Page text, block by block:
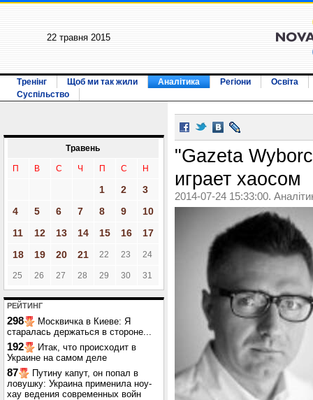
22 травня 2015
Тренінг Щоб ми так жили Аналітика Регіони
Освіта
Суспільство
Травень
П В С Ч П С Н
1 2
3
4
5 6 7 8 9
10
11
12 13 14 15 16
17
18
19 20 21 22 23 24
25 26 27 28 29 30 31
РЕЙТИНГ
298
Москвичка в Киеве: Я
старалась держаться в стороне...
192
Итак, что происходит в
Украине на самом деле
87
Путину капут, он попал в
ловушку: Украина применила ноу-
хау ведения современных войн
"Gazeta
играет хаосом
2014-07-24 15:33:00.